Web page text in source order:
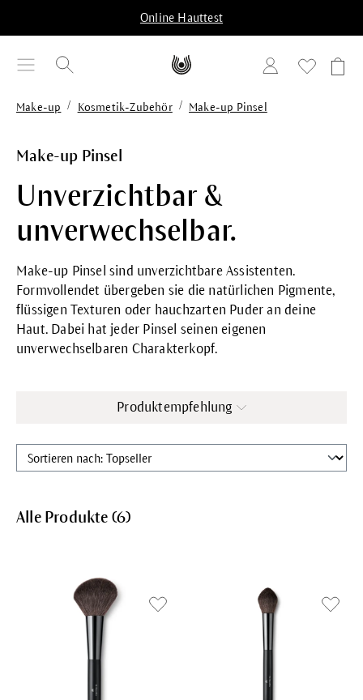
Online Hauttest
Make-up / Kosmetik-Zubehör / Make-up Pinsel
Make-up Pinsel
Unverzichtbar &
unverwechselbar.
Make-up Pinsel sind unverzichtbare Assistenten.
Formvollendet übergeben sie die natürlichen Pigmente,
flüssigen Texturen oder hauchzarten Puder an deine
Haut. Dabei hat jeder Pinsel seinen eigenen
unverwechselbaren Charakterkopf.
Produktempfehlung
Alle Produkte (6)